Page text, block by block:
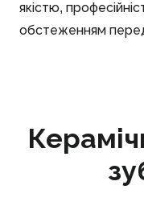
якістю,
обстеженням